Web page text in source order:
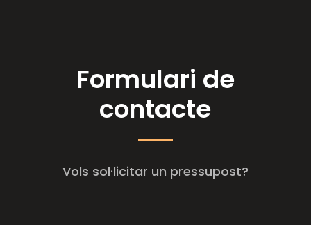
Formulari de
contacte
Vols sol·licitar un pressupost?